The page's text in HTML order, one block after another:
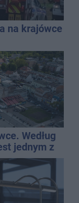
na krajówce
Według
jednym z